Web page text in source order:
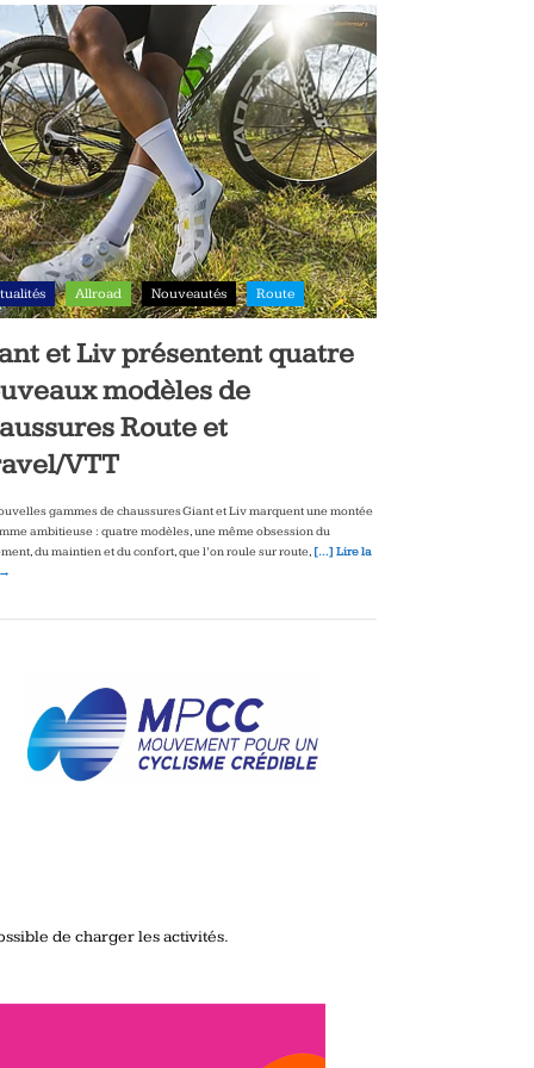
Allroad Nouveautés Route
et Liv présentent quatre
modèles de
Route et
VTT
gammes de chaussures Giant et Liv marquent une montée
ambitieuse : quatre modèles, une même obsession du
du maintien et du confort, que l’on roule sur route, […] Lire la
de charger les activités.